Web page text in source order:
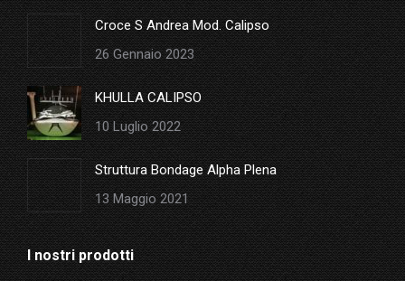
Croce S Andrea Mod. Calipso
26 Gennaio 2023
KHULLA CALIPSO
10 Luglio 2022
Struttura Bondage Alpha Plena
13 Maggio 2021
I nostri prodotti